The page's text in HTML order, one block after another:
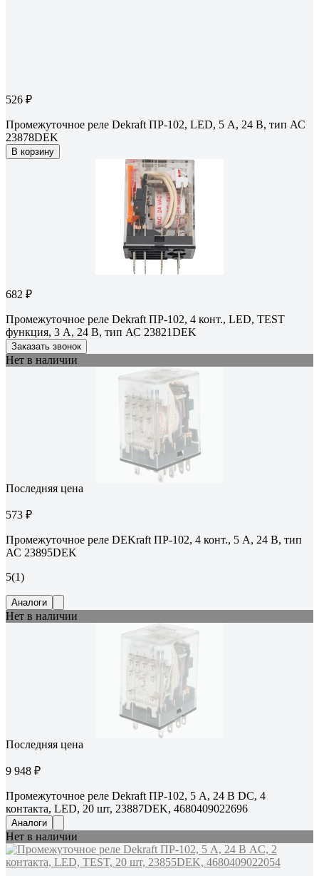
526 ₽
Промежуточное реле Dekraft ПР-102, LED, 5 А, 24 В, тип АС
23878DEK
В корзину
682 ₽
Промежуточное реле Dekraft ПР-102, 4 конт., LED, TEST
функция, 3 А, 24 В, тип АС 23821DEK
Заказать звонок
Нет в наличии
Последняя цена
573 ₽
Промежуточное реле DEKraft ПР-102, 4 конт., 5 А, 24 В, тип
АС 23895DEK
5(1)
Аналоги
Нет в наличии
Последняя цена
9 948 ₽
Промежуточное реле Dekraft ПР-102, 5 А, 24 В DC, 4
контакта, LED, 20 шт, 23887DEK, 4680409022696
Аналоги
Нет в наличии